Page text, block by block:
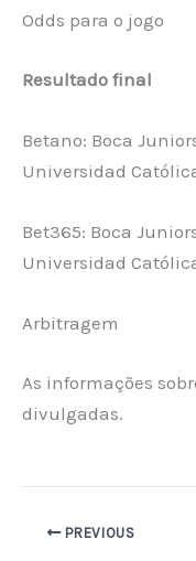
Odds para o jogo
Resultado final
Betano: Boca
Universidad
Bet365: Boca
Universidad
Arbitragem
As informações
divulgadas.
PREVIOUS